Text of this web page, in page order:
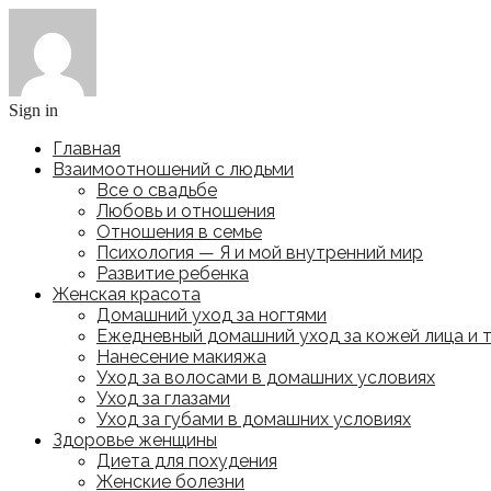
Sign in
Главная
Взаимоотношений с людьми
Все о свадьбе
Любовь и отношения
Отношения в семье
Психология — Я и мой внутренний мир
Развитие ребенка
Женская красота
Домашний уход за ногтями
Ежедневный домашний уход за кожей лица и
Нанесение макияжа
Уход за волосами в домашних условиях
Уход за глазами
Уход за губами в домашних условиях
Здоровье женщины
Диета для похудения
Женские болезни